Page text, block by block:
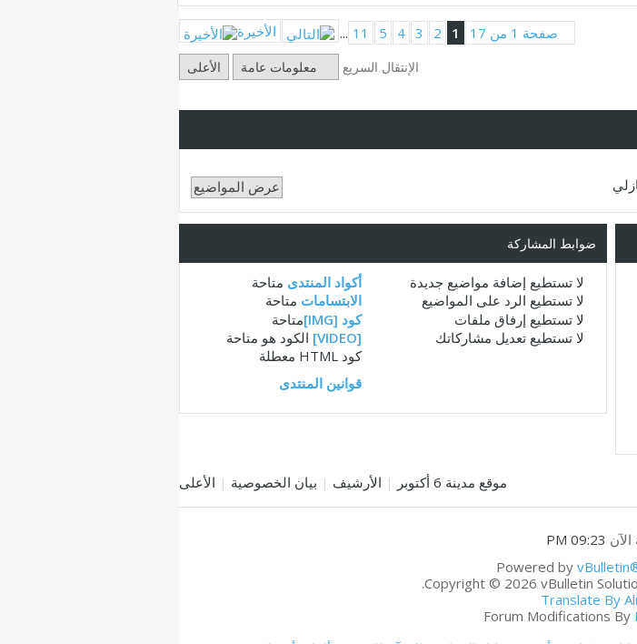
صفحة 1 من 17 1
2
3
4
5
11
... الأخيرة
الإنتقال السريع معلومات عامة الأعلى
ضوابط المشاركة
لا تستطيع إضافة مواضيع جديدة
لا تستطيع الرد على المواضيع
لا تستطيع إرفاق ملفات
لا تستطيع تعديل مشاركاتك
أكواد المنتدى متاحة
الابتسامات متاحة
كود [IMG]
متاحة
[VIDEO]
الكود هو متاحة
كود HTML
معطلة
قوانين المنتدى
موقع مدينة 6 أكتوبر | الأرشيف | بيان الخصوصية | الأعلى
09:23 PM
Powered by
Copyright © 2026 vBulletin
Translate By
Forum Modifications By